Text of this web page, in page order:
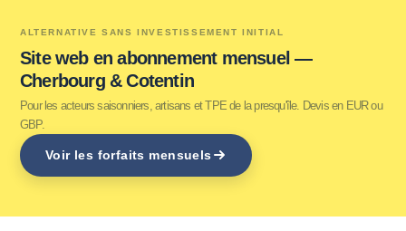
ALTERNATIVE SANS INVESTISSEMENT INITIAL
Site web en abonnement mensuel —
Cherbourg & Cotentin
Pour les acteurs saisonniers, artisans et TPE de la presqu'île. Devis en EUR ou
GBP.
Voir les forfaits mensuels